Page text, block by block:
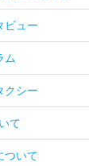
ビュー
ム
クシー
て
ついて